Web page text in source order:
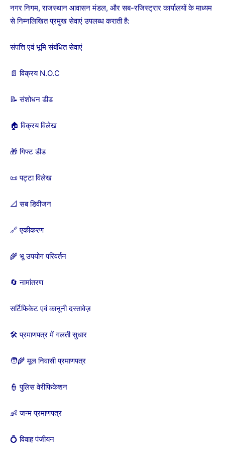
नगर निगम, राजस्थान आवासन मंडल, और सब-रजिस्ट्रार कार्यालयों के माध्यम
से निम्नलिखित प्रमुख सेवाएं उपलब्ध कराती है:
संपत्ति एवं भूमि संबंधित सेवाएं
📄 विक्रय N.O.C
📝 संशोधन डीड
🏠 विक्रय विलेख
🎁 गिफ्ट डीड
📜 पट्टा विलेख
📐 सब डिवीजन
🔗 एकीकरण
🌾 भू उपयोग परिवर्तन
🔄 नामांतरण
सर्टिफिकेट एवं कानूनी दस्तावेज़
🛠️ प्रमाणपत्र में गलती सुधार
🧑‍🌾 मूल निवासी प्रमाणपत्र
👮 पुलिस वेरीफिकेशन
👶 जन्म प्रमाणपत्र
💍 विवाह पंजीयन